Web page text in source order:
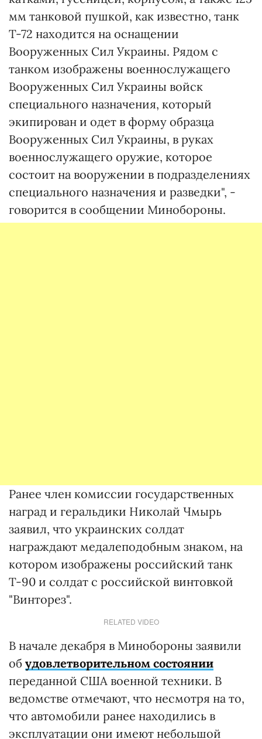
мм танковой пушкой, как известно, танк
Т-72 находится на оснащении
Вооруженных Сил Украины. Рядом с
танком изображены военнослужащего
Вооруженных Сил Украины войск
специального назначения, который
экипирован и одет в форму образца
Вооруженных Сил Украины, в руках
военнослужащего оружие, которое
состоит на вооружении в подразделениях
специального назначения и разведки", -
говорится в сообщении Минобороны.
Ранее член комиссии государственных
наград и геральдики Николай Чмырь
заявил, что украинских солдат
награждают медалеподобным знаком, на
котором изображены российский танк
Т-90 и солдат с российской винтовкой
"Винторез".
RELATED VIDEO
В начале декабря в Минобороны заявили
об удовлетворительном состоянии
переданной США военной техники. В
ведомстве отмечают, что несмотря на то,
что автомобили ранее находились в
эксплуатации они имеют небольшой